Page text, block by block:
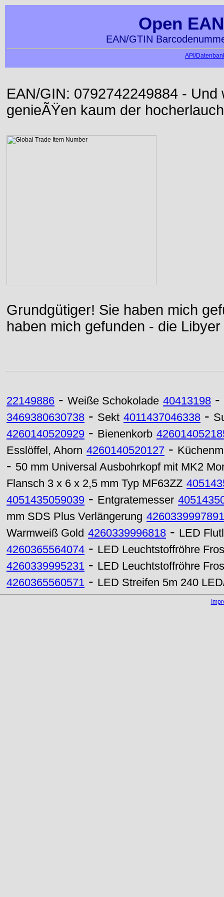
Open
EAN/GTIN
API/
EAN/GIN: 0792742249884 -
genieÃŸen kaum der
Grundgütiger! Sie haben mich
haben mich gefunden - die
22149886 - Weiße Schokolade 40413198 -
3469380630738 - Sekt 4011437046338 -
4260140520929 - Bienenkorb
Esslöffel, Ahorn 4260140520127 -
- 50 mm Universal Ausbohrkopf mit MK2
Flansch 3 x 6 x 2,5 mm Typ MF63ZZ
4051435059039 - Entgratemesser
mm SDS Plus Verlängerung 4260339997891
Warmweiß Gold 4260339996818 - LED
4260365564074 - LED Leuchtstoffröhre
4260339995231 - LED Leuchtstoffröhre
4260365560571 - LED Streifen 5m 240